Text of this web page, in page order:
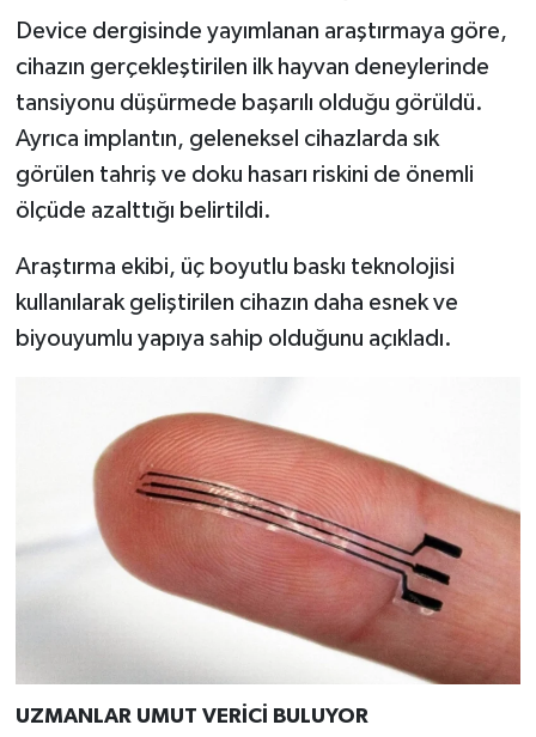
Device dergisinde yayımlanan araştırmaya göre,
cihazın gerçekleştirilen ilk hayvan deneylerinde
tansiyonu düşürmede başarılı olduğu görüldü.
Ayrıca implantın, geleneksel cihazlarda sık
görülen tahriş ve doku hasarı riskini de önemli
ölçüde azalttığı belirtildi.
Araştırma ekibi, üç boyutlu baskı teknolojisi
kullanılarak geliştirilen cihazın daha esnek ve
biyouyumlu yapıya sahip olduğunu açıkladı.
UZMANLAR UMUT VERİCİ BULUYOR